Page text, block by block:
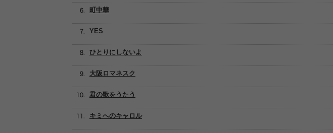
大阪ロマネスク
ひとりにしないよ
YES
町中華
君の歌をうたう
キミへのキャロル